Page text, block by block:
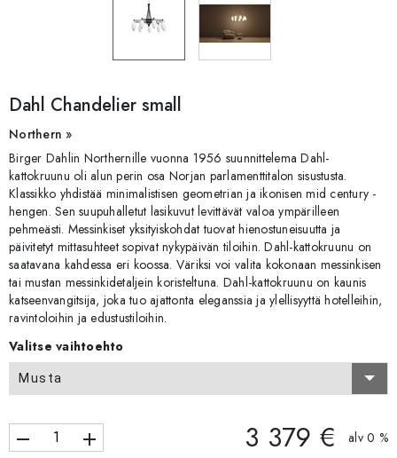
Dahl Chandelier small
Northern »
Birger Dahlin Northernille vuonna 1956 suunnittelema Dahl-
kattokruunu oli alun perin osa Norjan parlamenttitalon sisustusta.
Klassikko yhdistää minimalistisen geometrian ja ikonisen mid century -
hengen. Sen suupuhalletut lasikuvut levittävät valoa ympärilleen
pehmeästi. Messinkiset yksityiskohdat tuovat hienostuneisuutta ja
päivitetyt mittasuhteet sopivat nykypäivän tiloihin. Dahl-kattokruunu on
saatavana kahdessa eri koossa. Väriksi voi valita kokonaan messinkisen
tai mustan messinkidetaljein koristeltuna. Dahl-kattokruunu on kaunis
katseenvangitsija, joka tuo ajattonta eleganssia ja ylellisyyttä hotelleihin,
ravintoloihin ja edustustiloihin.
Valitse vaihtoehto
Musta
remove add 3 379 € alv 0 %